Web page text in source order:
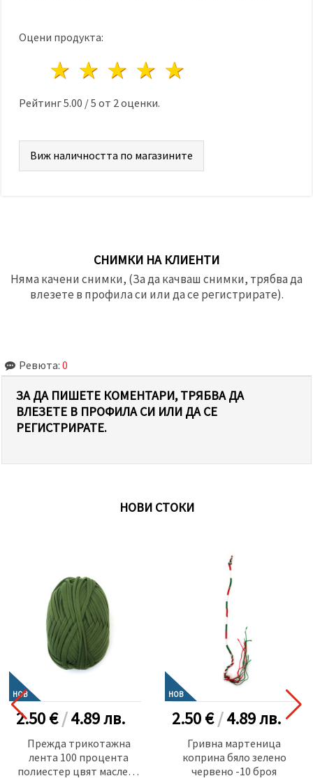
Оцени продукта:
4 звезди
3 звезди
2 звезди
1 звезда
Рейтинг5.00 /5 от 2 оценки.
Виж наличността по магазините
СНИМКИ НА КЛИЕНТИ
Няма качени снимки, (За да качваш снимки, трябва да
влезете в профила си или да се регистрирате).
Ревюта: 0
ЗА ДА ПИШЕТЕ КОМЕНТАРИ, ТРЯБВА ДА
ВЛЕЗЕТЕ В ПРОФИЛА СИ ИЛИ ДА СЕ
РЕГИСТРИРАТЕ.
НОВИ СТОКИ
НОВ
2.50 €/4.89лв.
Прежда трикотажна
лента 100 процента
полиестер цвят маслено
НОВ
2.50 €/4.89лв.
Гривна мартеница
коприна бяло зелено
червено -10 броя